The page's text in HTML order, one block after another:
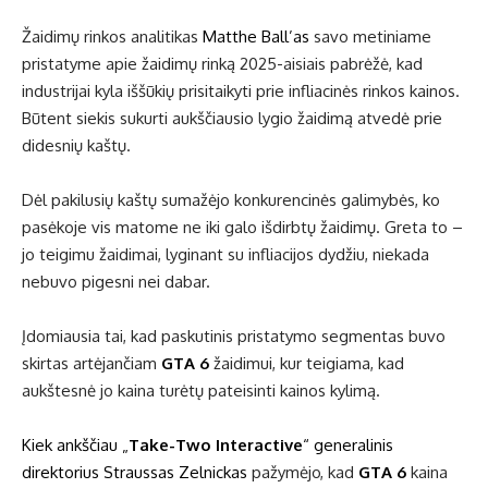
Žaidimų rinkos analitikas Matthe Ball’as savo metiniame
pristatyme apie žaidimų rinką 2025-aisiais pabrėžė, kad
industrijai kyla iššūkių prisitaikyti prie infliacinės rinkos kainos.
Būtent siekis sukurti aukščiausio lygio žaidimą atvedė prie
didesnių kaštų.
Dėl pakilusių kaštų sumažėjo konkurencinės galimybės, ko
pasėkoje vis matome ne iki galo išdirbtų žaidimų. Greta to –
jo teigimu žaidimai, lyginant su infliacijos dydžiu, niekada
nebuvo pigesni nei dabar.
Įdomiausia tai, kad paskutinis pristatymo segmentas buvo
skirtas artėjančiam GTA 6 žaidimui, kur teigiama, kad
aukštesnė jo kaina turėtų pateisinti kainos kylimą.
Kiek ankščiau „Take-Two Interactive“ generalinis
direktorius Straussas Zelnickas pažymėjo, kad GTA 6 kaina